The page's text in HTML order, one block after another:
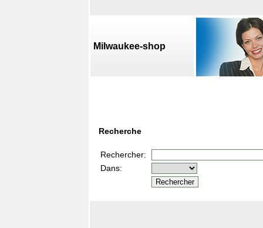
Milwaukee-shop
Recherche
Rechercher:
Dans: